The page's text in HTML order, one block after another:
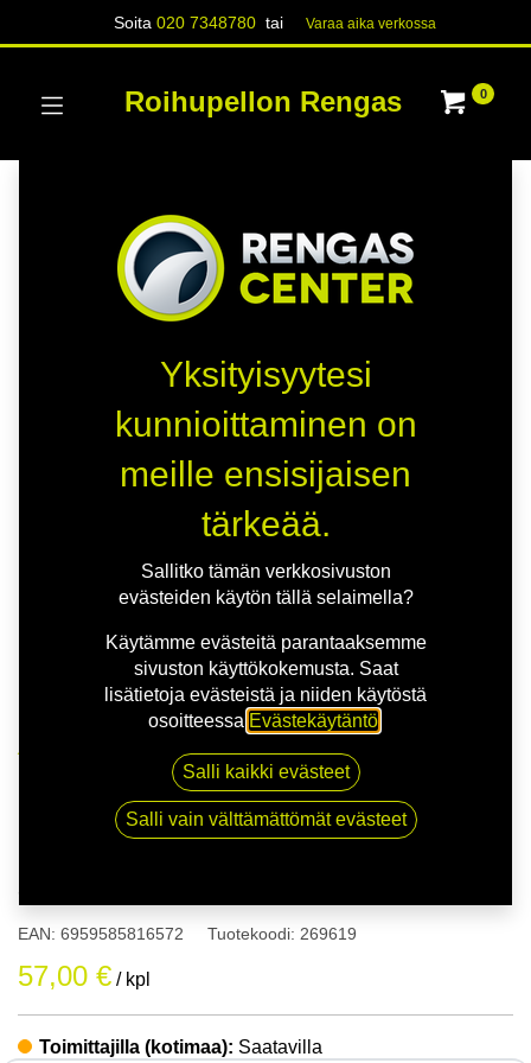
Soita020 7348780 tai Varaa aika verk​​​​ossa
Roihupellon Rengas 0
165/70R13 79T ANTARES SU-810 ERÄ
165/70R13 79T ANTARES SU-
EAN: 6959585816572 Tuotekoodi: 269619
57,00 € / kpl
Toimittajilla (kotimaa): Saatavilla
Yksityisyytesi
kunnioittaminen on
meille ensisijaisen
tärkeää.
Sallitko tämän verkkosivuston
evästeiden käytön tällä selaimella?
Käytämme evästeitä parantaaksemme
sivuston käyttökokemusta. Saat
lisätietoja evästeistä ja niiden käytöstä
osoitteessa Evästekäytäntö
Salli kaikki evästeet
Salli vain välttämättömät evästeet